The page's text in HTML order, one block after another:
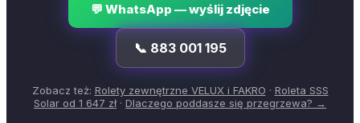
💬 WhatsApp — wyślij zdjęcie
📞 883 001 195
Zobacz też: Rolety zewnętrzne VELUX i FAKRO · Roleta SSS
Solar od 1 647 zł· Dlaczego poddasze się przegrzewa? →